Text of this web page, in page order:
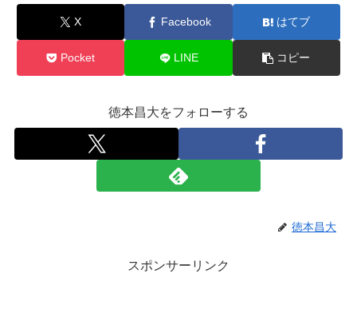
X Facebook はてブ
Pocket LINE コピー
徳本昌大をフォローする
徳本昌大
スポンサーリンク